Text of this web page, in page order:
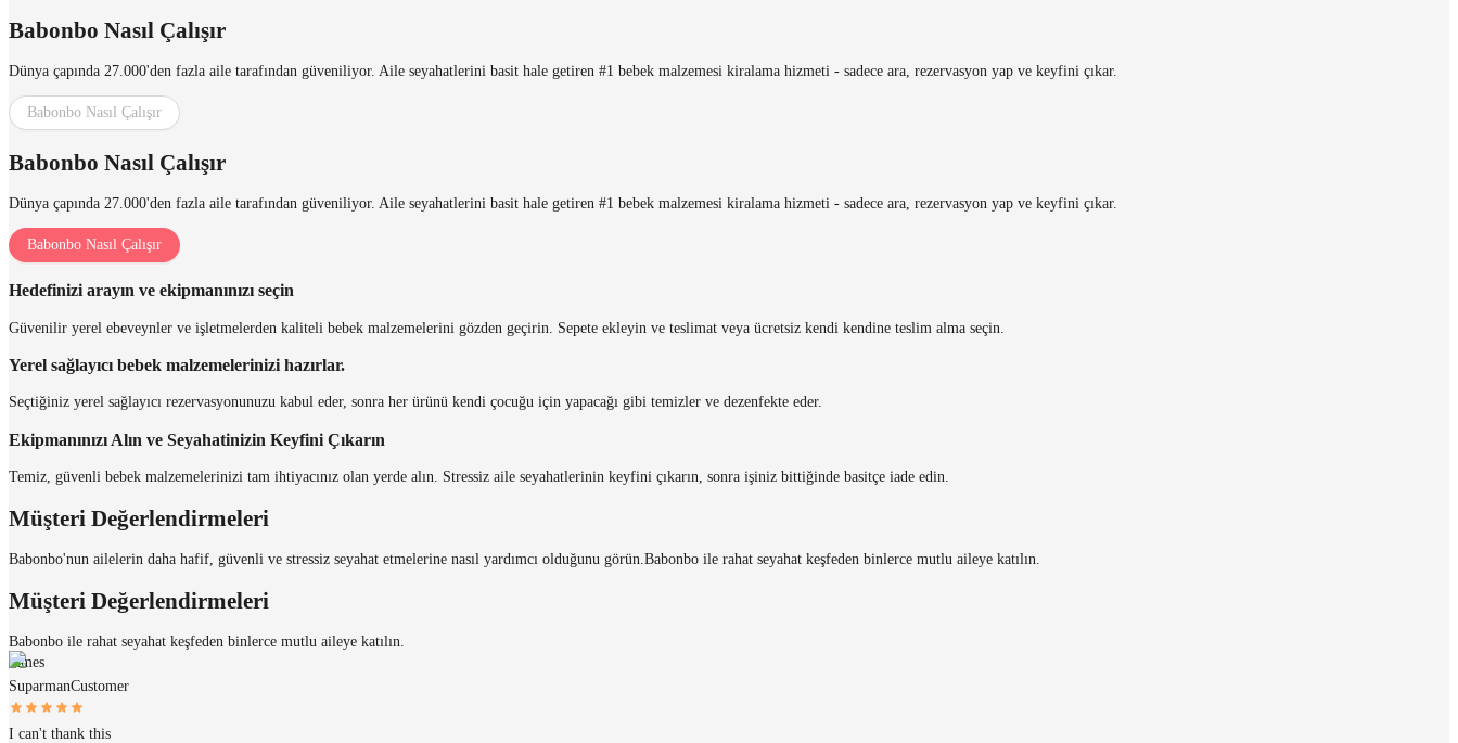
Babonbo Nasıl Çalışır
Dünya çapında 27.000'den fazla aile tarafından güveniliyor. Aile seyahatlerini basit hale getiren #1 bebek malzemesi kiralama hizmeti - sadece ara, rezervasyon yap ve keyfini çıkar.
Babonbo Nasıl Çalışır
Babonbo Nasıl Çalışır
Dünya çapında 27.000'den fazla aile tarafından güveniliyor. Aile seyahatlerini basit hale getiren #1 bebek malzemesi kiralama hizmeti - sadece ara, rezervasyon yap ve keyfini çıkar.
Babonbo Nasıl Çalışır
Hedefinizi arayın ve ekipmanınızı seçin
Güvenilir yerel ebeveynler ve işletmelerden kaliteli bebek malzemelerini gözden geçirin. Sepete ekleyin ve teslimat veya ücretsiz kendi kendine teslim alma seçin.
Yerel sağlayıcı bebek malzemelerinizi hazırlar.
Seçtiğiniz yerel sağlayıcı rezervasyonunuzu kabul eder, sonra her ürünü kendi çocuğu için yapacağı gibi temizler ve dezenfekte eder.
Ekipmanınızı Alın ve Seyahatinizin Keyfini Çıkarın
Temiz, güvenli bebek malzemelerinizi tam ihtiyacınız olan yerde alın. Stressiz aile seyahatlerinin keyfini çıkarın, sonra işiniz bittiğinde basitçe iade edin.
Müşteri Değerlendirmeleri
Babonbo'nun ailelerin daha hafif, güvenli ve stressiz seyahat etmelerine nasıl yardımcı olduğunu görün.Babonbo ile rahat seyahat keşfeden binlerce mutlu aileye katılın.
Müşteri Değerlendirmeleri
Babonbo ile rahat seyahat keşfeden binlerce mutlu aileye katılın.
James
SuparmanCustomer
I can't thank this